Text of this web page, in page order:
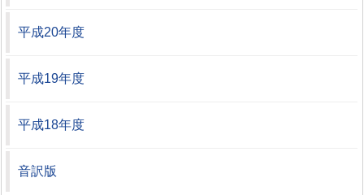
平成20年度
平成19年度
平成18年度
音訳版